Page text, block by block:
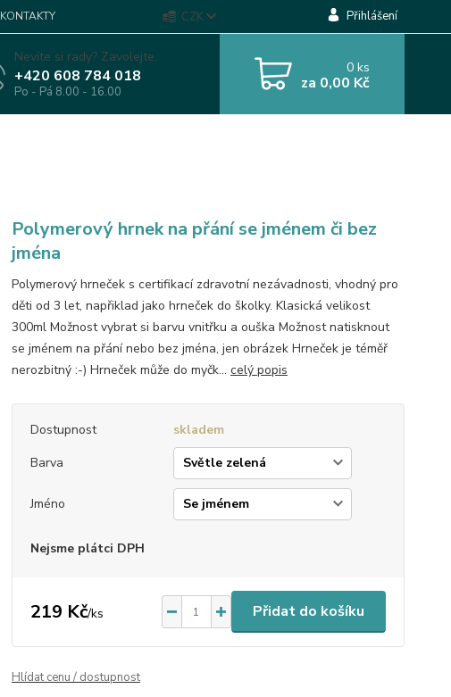
KONTAKTY CZK Přihlášení
Nevíte si rady? Zavolejte.
+420 608 784 018
Po - Pá 8.00 - 16.00
0ks
za 0,00 Kč
Polymerový hrnek na přání se jménem či bez
jména
Polymerový hrneček s certifikací zdravotní nezávadnosti, vhodný pro
děti od 3 let, napřiklad jako hrneček do školky. Klasická velikost
300ml Možnost vybrat si barvu vnitřku a ouška Možnost natisknout
se jménem na přání nebo bez jména, jen obrázek Hrneček je téměř
nerozbitný :-) Hrneček může do myčk... celý popis
Dostupnost
skladem
Barva
Jméno
Nejsme plátci DPH
219 Kč/ks Přidat do košíku
Hlídat cenu / dostupnost